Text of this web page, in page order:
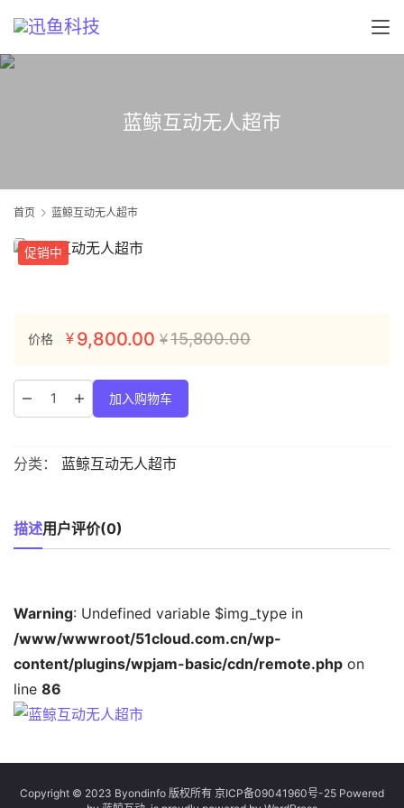
蓝鲸互动无人超市
首页 蓝鲸互动无人超市
促销中
价格 ¥ 9,800.00 ¥15,800.00
加入购物车
分类： 蓝鲸互动无人超市
描述用户评价(0)
Warning: Undefined variable $img_type in
/www/wwwroot/51cloud.com.cn/wp-
content/plugins/wpjam-basic/cdn/remote.php on
line 86
Copyright © 2023 Byondinfo 版权所有 京ICP备09041960号-25 Powered